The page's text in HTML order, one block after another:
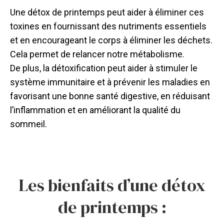
Une détox de printemps peut aider à éliminer ces
toxines en fournissant des nutriments essentiels
et en encourageant le corps à éliminer les déchets.
Cela permet de relancer notre métabolisme.
De plus, la détoxification peut aider à stimuler le
système immunitaire et à prévenir les maladies en
favorisant une bonne santé digestive, en réduisant
l’inflammation et en améliorant la qualité du
sommeil.
Les bienfaits d’une détox
de printemps :